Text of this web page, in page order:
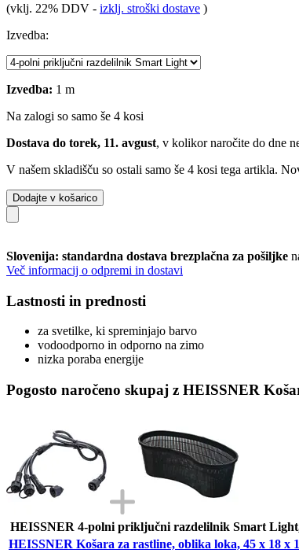
(vklj. 22% DDV - izklj. stroški dostave )
Izvedba:
Izvedba: 1 m
Na zalogi so samo še 4 kosi
Dostava do torek, 11. avgust, v kolikor naročite do dne
V našem skladišču so ostali samo še 4 kosi tega artikla.
Dodajte v košarico
Slovenija: standardna dostava brezplačna za pošiljke
Več informacij o odpremi in dostavi
Lastnosti in prednosti
za svetilke, ki spreminjajo barvo
vodoodporno in odporno na zimo
nizka poraba energije
Pogosto naročeno skupaj z HEISSNER
HEISSNER 4-polni priključni razdelilnik Smart
HEISSNER Košara za rastline, oblika loka, 45 x 18 x